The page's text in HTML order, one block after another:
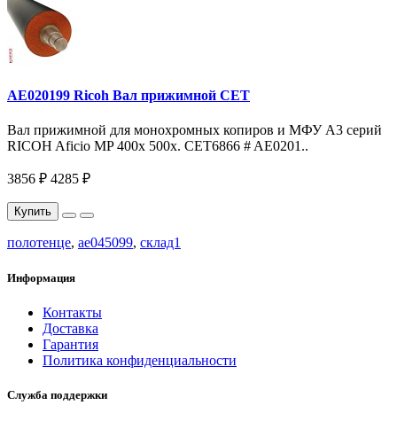
AE020199 Ricoh Вал прижимной CET
Вал прижимной для монохромных копиров и МФУ A3 серий
RICOH Aficio MP 400x 500x. CET6866 # AE0201..
3856 ₽ 4285 ₽
Купить
полотенце, ae045099, склад1
Информация
Контакты
Доставка
Гарантия
Политика конфиденциальности
Служба поддержки